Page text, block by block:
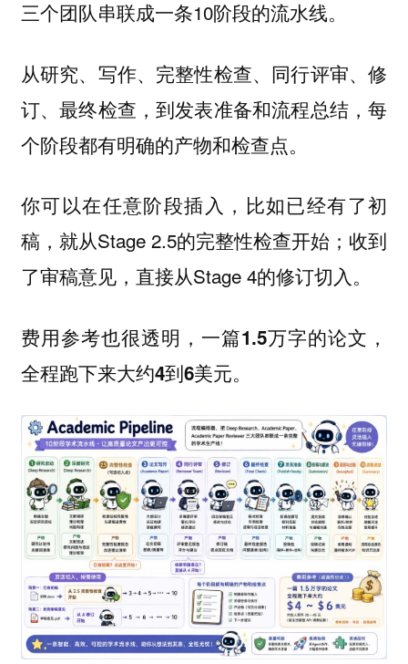
三个团队串联成一条10阶段的流水线。
从研究、写作、完整性检查、同行评审、修
订、最终检查，到发表准备和流程总结，每
个阶段都有明确的产物和检查点。
你可以在任意阶段插入，比如已经有了初
稿，就从Stage 2.5的完整性检查开始；收到
了审稿意见，直接从Stage 4的修订切入。
费用参考也很透明，一篇1.5万字的论文 ，
全程跑下来大约4到6美元。